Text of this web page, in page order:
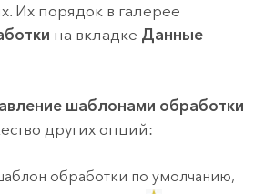
Их порядок в галерее
на вкладке Данные
шаблонами обработки
других опций:
обработки по умолчанию,